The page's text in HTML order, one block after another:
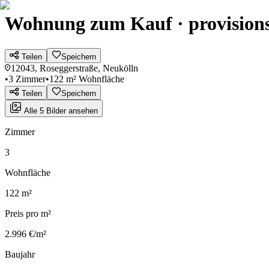
Wohnung zum Kauf ·
Teilen Speichern
12043, Roseggerstraße, Neukölln
•3 Zimmer•122 m² Wohnfläche
Teilen
Speichern
Alle 5 Bilder ansehen
Zimmer
3
Wohnfläche
122 m²
Preis pro m²
2.996 €/m²
Baujahr